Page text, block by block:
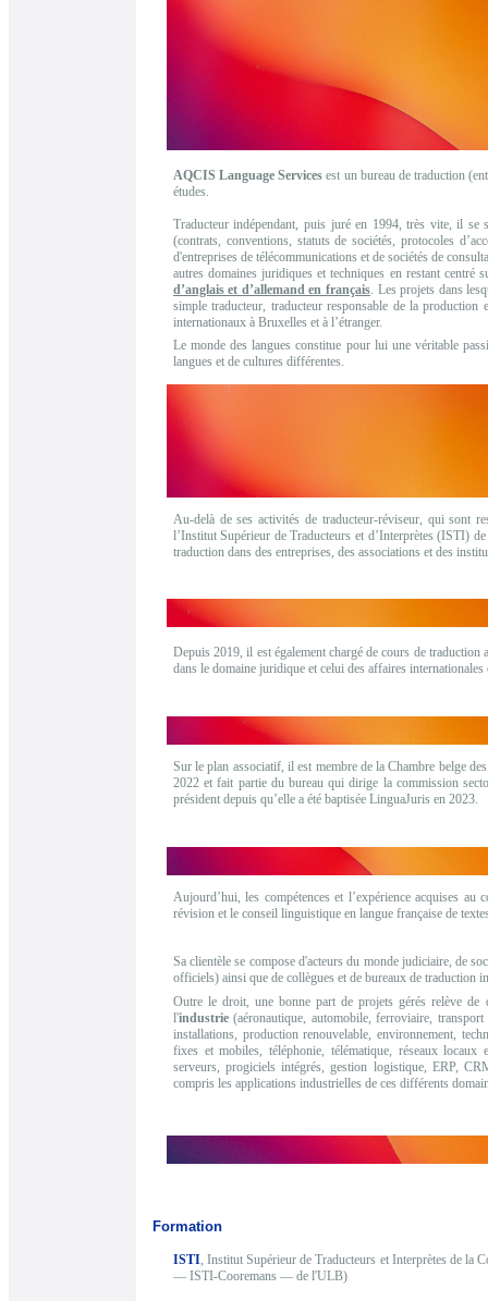
AQCIS Language Services est un bureau de traduction
études.
Traducteur indépendant, puis juré en 1994, très vite, il se
(contrats, conventions, statuts de sociétés, protocoles
d'entreprises de télécommunications et de sociétés de
autres domaines juridiques et techniques en restant
d’anglais et d’allemand en français . Les projets dans
simple traducteur, traducteur responsable de la
internationaux à Bruxelles et à l’étranger.
Le monde des langues constitue pour lui une véritable
langues et de cultures différentes.
Au-delà de ses activités de traducteur-réviseur, qui sont
l’Institut Supérieur de Traducteurs et d’Interprètes (ISTI)
traduction dans des entreprises, des associations et des
Depuis 2019, il est également chargé de cours de
dans le domaine juridique et celui des affaires internationales
Sur le plan associatif, il est membre de la Chambre belge
2022 et fait partie du bureau qui dirige la commission
président depuis qu’elle a été baptisée LinguaJuris en 2023.
Aujourd’hui, les compétences et l’expérience acquises
révision et le conseil linguistique en langue française de
Sa clientèle se compose d'acteurs du monde judiciaire, de
officiels) ainsi que de collègues et de bureaux de traduction
Outre le droit, une bonne part de projets gérés relève de
l'industrie(aéronautique, automobile, ferroviaire,
installations, production renouvelable, environnement,
fixes et mobiles, téléphonie, télématique, réseaux locaux
serveurs, progiciels intégrés, gestion logistique, ERP,
compris les applications industrielles de ces différents
Formation
ISTI, Institut Supérieur de Traducteurs et Interprètes de la
— ISTI-Cooremans — de l'ULB)